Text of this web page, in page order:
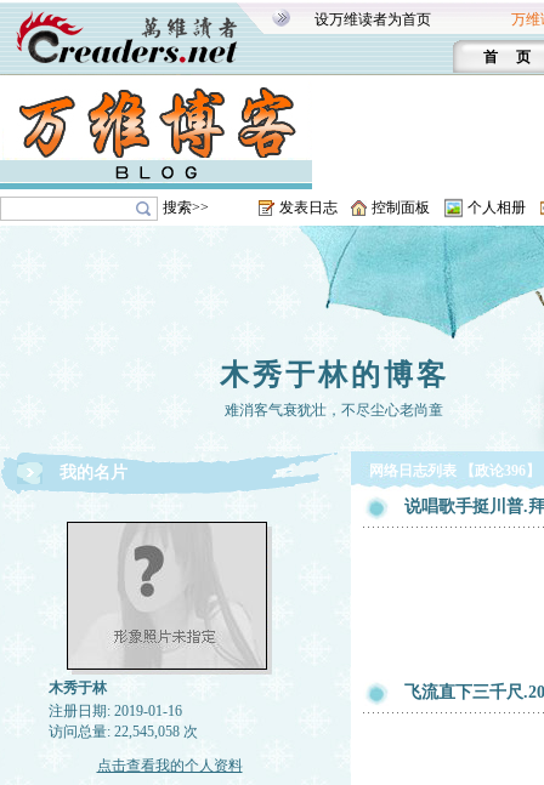
设万维读者为首页 万维
首 页
搜索>> 发表日志 控制面板 个人相册
木秀于林的博客
难消客气衰犹壮，不尽尘心老尚童
我的名片
木秀于林
注册日期: 2019-01-16
访问总量: 22,545,058 次
点击查看我的个人资料
网络日志列表 【政论396】
说唱歌手挺川普.
飞流直下三千尺